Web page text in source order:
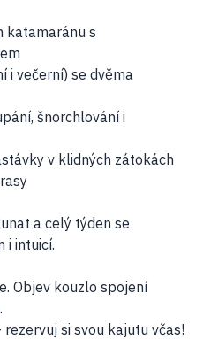
katamaránu s
i večerní) se dvěma
šnorchlování i
v klidných zátokách
a celý týden se
i intuicí.
Objev kouzlo spojení
si svou kajutu včas!